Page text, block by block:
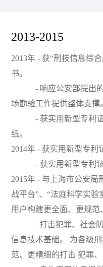
2013-2015
2013年 - 获“刑技信息综
书。
- 响应公安部提出的“
场勘验工作提供整体支撑
- 获实用新型专利
纸。
2014年 - 获实用新型专利
- 获实用新型专利
2015年 - 与上海市公安
战平台”、“法庭科学实验
用户构建更全面、更规范
打击犯罪、社会防范
信息技术基础。 为各级
范、更精细的打击 犯罪